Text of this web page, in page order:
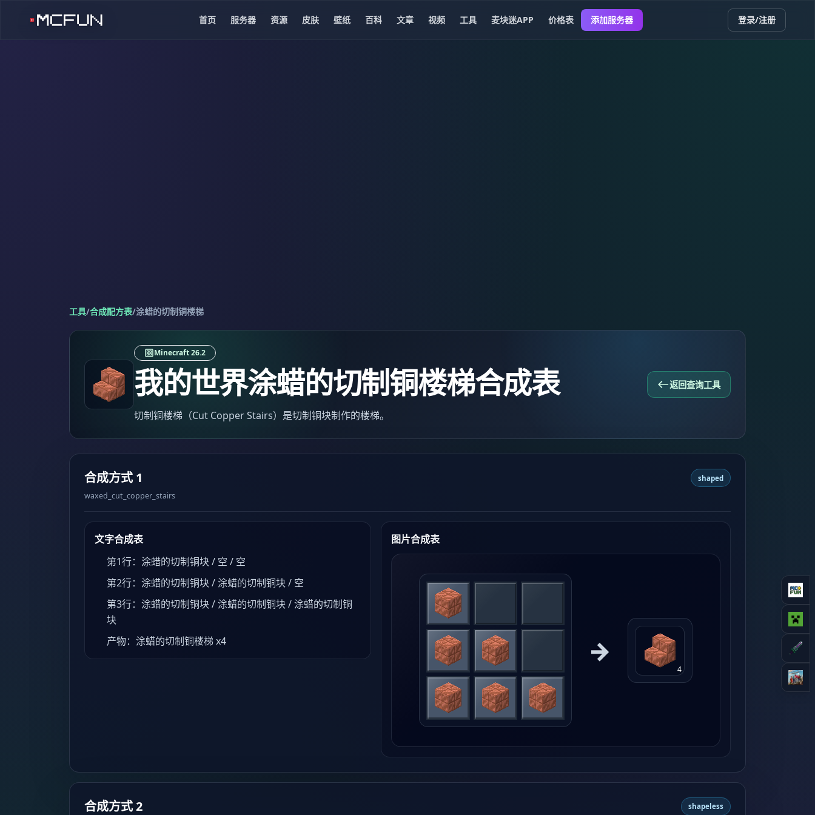
首页 服务器 资源 皮肤 壁纸 百科 文章 视频 工具 麦块迷APP 价格表 添加服务器 登录/注册
工具/合成配方表/涂蜡的切制铜楼梯
Minecraft 26.2
我的世界涂蜡的切制铜楼梯合成表
切制铜楼梯（Cut Copper Stairs）是切制铜块制作的楼梯。
返回查询工具
合成方式 1
waxed_cut_copper_stairs
shaped
文字合成表
第1行：涂蜡的切制铜块 / 空 / 空
第2行：涂蜡的切制铜块 / 涂蜡的切制铜块 / 空
第3行：涂蜡的切制铜块 / 涂蜡的切制铜块 / 涂蜡的切制铜
块
产物：涂蜡的切制铜楼梯 x4
图片合成表
→
4
合成方式 2 shapeless